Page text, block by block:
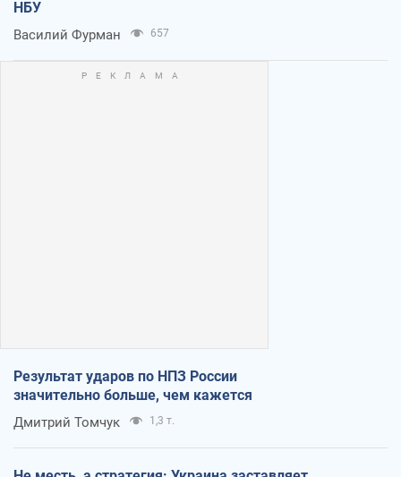
НБУ
Василий Фурман 657
Результат ударов по НПЗ России
значительно больше, чем кажется
Дмитрий Томчук 1,3 т.